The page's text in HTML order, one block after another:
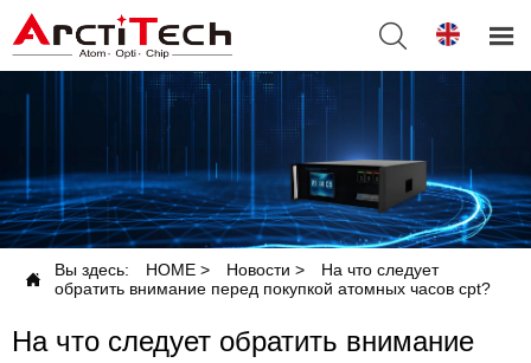
 
 Вы здесь: HOME > Новости >
На что следует
обратить внимание перед покупкой атомных часов cpt?
На что следует обратить внимание